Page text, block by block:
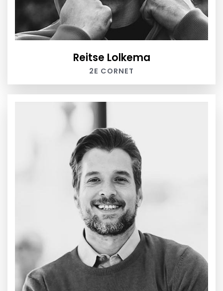
Reitse Lolkema
2E CORNET